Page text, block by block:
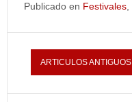
Publicado en Festivales
ARTICULOS ANTIGUOS